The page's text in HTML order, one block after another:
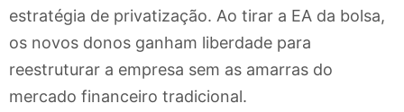
estratégia de privatização. Ao tirar a EA da bolsa,
os novos donos ganham liberdade para
reestruturar a empresa sem as amarras do
mercado financeiro tradicional.